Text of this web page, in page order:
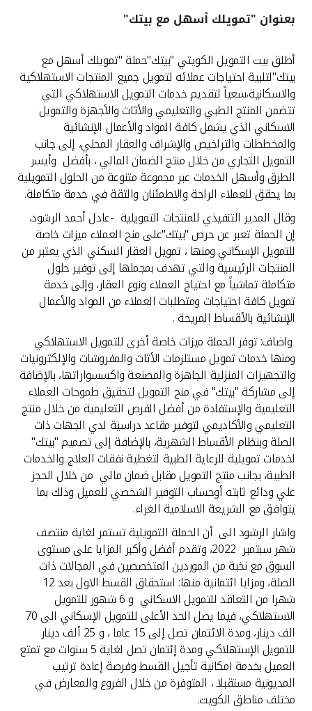
القنوات المصرفية
أدوات وخدمات
خدمات ما بعد البيع
اتصل بنا
مواقع الفروع وأجهزة الصرف الآلي
ألمانيا
ماليزيا
تركيا
مصر
المملكة المتحدة
مملكة البحرين
بعنوان "تمويلك أسهل مع بيتك"
أطلق بيت التمويل الكويتي "بيتك"حملة "تمويلك أسهل مع
بيتك"لتلبية احتياجات عملائه لتمويل جميع المنتجات الاستهلاكية
والاسكانية،سعياً لتقديم خدمات التمويل الاستهلاكي التي
تتضمن المنتج الطبي والتعليمي والأثاث والأجهزة والتمويل
الاسكاني الذي يشمل كافة المواد والأعمال الإنشائية
والمخططات والتراخيص والإشراف والعقار المحلي، إلى جانب
التمويل التجاري من خلال منتج الضمان المالي ، بأفضل وأيسر
الطرق وأسهل الخدمات عبر مجموعة متنوعة من الحلول التمويلية
بما يحقق للعملاء الراحة والاطمئنان والثقة في خدمة متكاملة.
وقال المدير التنفيذي للمنتجات التمويلية -عادل أحمد الرشود،
إن الحملة تعبر عن حرص "بيتك"على منح العملاء ميزات خاصة
للتمويل الإسكاني ومنها ، تمويل العقار السكني الذي يعتبر من
المنتجات الرئيسية والتي تهدف بمجملها إلى توفير حلول
متكاملة تماشياً مع احتياج العملاء ونوع العقار، وإلى خدمة
تمويل كافة احتياجات ومتطلبات العملاء من المواد والأعمال
الإنشائية بالأقساط المريحة .
واضاف: توفر الحملة ميزات خاصة أخرى للتمويل الاستهلاكي
ومنها خدمات تمويل مستلزمات الأثاث والمفروشات والإلكترونيات
والتجهيزات المنزلية الجاهزة والمصنعة واكسسواراتها، بالإضافة
إلى مشاركة "بيتك" في منح التمويل لتحقيق طموحات العملاء
التعليمية والإستفادة من أفضل الفرص التعليمية من خلال منتج
التعليمي والأكاديمي لتوفير مقاعد دراسية لدي الجهات ذات
الصلة وبنظام الأقساط الشهرية، بالإضافة إلى تصميم "بيتك"
لخدمات تمويلية للرعاية الطبية لتغطية نفقات العلاج والخدمات
الطبية، بجانب منتج التمويل مقابل ضمان مالي من خلال الحجز
علي ودائع ثابته أوحساب التوفير الشخصي للعميل وذلك بما
يتوافق مع الشريعة الاسلامية الغراء.
واشار الرشود الى أن الحملة التمويلية تستمر لغاية منتصف
شهر سبتمبر 2022، وتقدم أفضل وأكبر المزايا على مستوى
السوق مع نخبة من الموردين المتخصصين في المجالات ذات
الصلة، ومزايا ائتمانية منها: استحقاق القسط الاول بعد 12
شهرا من التعاقد للتمويل الاسكاني و 6 شهور للتمويل
الاستهلاكي، فيما يصل الحد الأعلى للتمويل الإسكاني الى 70
الف دينار، ومدة الائتمان تصل إلى 15 عاما ، و 25 ألف دينار
للتمويل الإستهلاكي ومدة إئتمان تصل لغاية 5 سنوات مع تمتع
العميل بخدمة امكانية تأجيل القسط وفرصة إعادة ترتيب
المديونية مستقبلا ، المتوفرة من خلال الفروع والمعارض في
مختلف مناطق الكويت.